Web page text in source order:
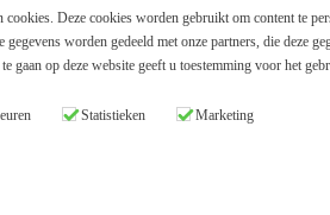
Media links
Deze cookies worden gebruikt om content te
gegevens worden gedeeld met onze partners, die deze
gaan op deze website geeft u toestemming voor het
Statistieken Marketing